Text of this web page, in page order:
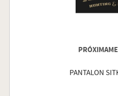
PANTALON